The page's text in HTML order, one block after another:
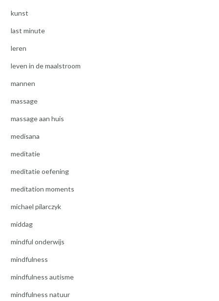
kunst
last minute
leren
leven in de maalstroom
mannen
massage
massage aan huis
medisana
meditatie
meditatie oefening
meditation moments
michael pilarczyk
middag
mindful onderwijs
mindfulness
mindfulness autisme
mindfulness natuur